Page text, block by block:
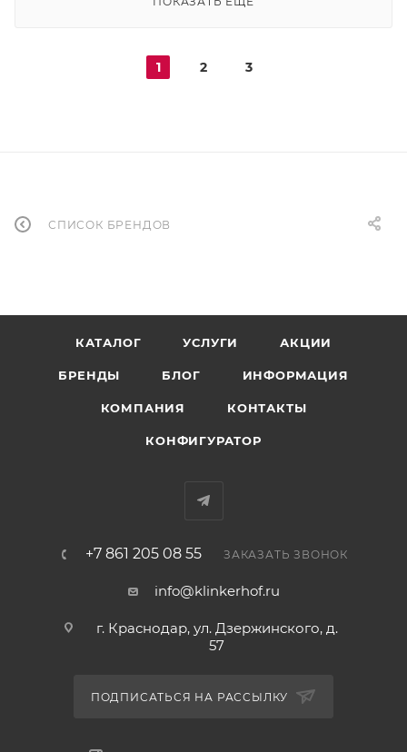
1 2 3
СПИСОК БРЕНДОВ
КАТАЛОГ УСЛУГИ АКЦИИ
БРЕНДЫ БЛОГ ИНФОРМАЦИЯ
КОМПАНИЯ КОНТАКТЫ
КОНФИГУРАТОР
+7 861 205 08 55 ЗАКАЗАТЬ ЗВОНОК
info@klinkerhof.ru
г. Краснодар, ул. Дзержинского, д.
57
ПОДПИСАТЬСЯ НА РАССЫЛКУ